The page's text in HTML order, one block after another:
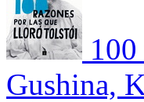
Gushina,